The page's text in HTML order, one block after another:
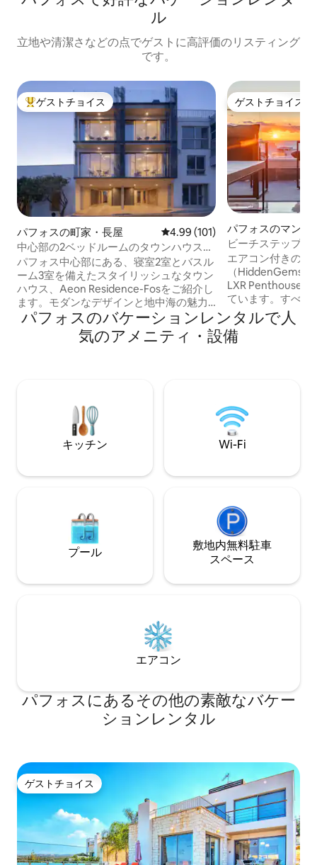
ル
立地や清潔さなどの点でゲストに高評価のリスティング
です。
大好評のゲストチョイスです。
ゲストチョイス
パフォスの町家・長屋 レビュー101件、5つ星中4.99つ
4.99 (101)
中心部の2ベッドルームのタウンハウス、
シービュー、屋上プール＆エレベーター
付き
パフォス中心部にある、寝室2室とバスル
ーム3室を備えたスタイリッシュなタウン
ハウス、Aeon Residence-Fosをご紹介し
ます。モダンなデザインと地中海の魅力
が融合した住まいです。専用バルコニー
からは素晴らしい海の景色を楽しめま
す。両方の寝室にはスイートバスルーム
セスできます。史跡、カフェ、地元のマ
ーケットがすぐ近くにあるため、忘れら
れない地中海での休暇を過ごすのに最適
です。 営業許可証番号：0006797
ゲストチョイス
ゲストチョイス
パフォスのマンシ
ート
ビーチステップス
HDTV • 200Mbps
ソ
エアコン付きのす
（HiddenGems
LXR Penthouse™️） 私は5年間ホスト
ています。すべて
で、パフォスで
と自信を持って
共用スペースに✅
ん。ビーチとすべ
ります。レンタカ
★「...キプロスで
パフォスのバケーションレンタルで人
気のアメニティ・設備
キッチン Wi-Fi
プール
敷地内無料駐⁠車
ス⁠ペ⁠ー⁠ス
エアコン
パフォスにあるその他の素敵なバケー
ションレンタル
ゲストチョイス
ゲストチョイス